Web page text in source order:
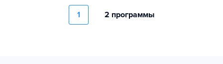
1 2 программы